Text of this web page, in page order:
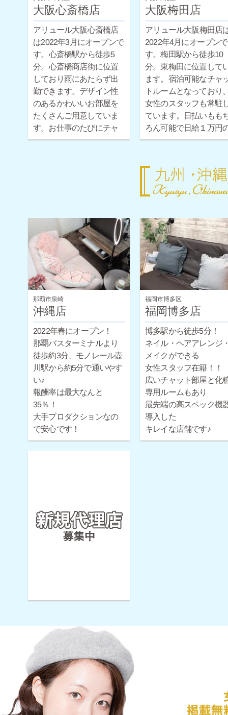
大阪心斎橋店
アリュール大阪心斎橋店
は2022年3月にオープンで
す。心斎橋駅から徒歩5
分。心斎橋商店街に位置
しており雨にあたらず出
勤できます。デザイン性
のあるかわいいお部屋を
たくさんご用意していま
す。お仕事のたびにチャ
ットルームを変えて、楽
日体験だけでもお気軽に
お問い合わせください♪
大阪梅田店
アリュール大阪梅田店
2022年4月にオープンで
す。梅田駅から徒歩10
分。東梅田に位置して
ます。宿泊可能なチャ
トルームとなっており
女性のスタッフも常駐
ています。日払いもも
ろん可能で日給１万円
保証もついています。
お問い合わせください♪
那覇市泉崎
沖縄店
2022年春にオープン！
那覇バスターミナルより
徒歩約3分、モノレール壺
川駅から約5分で通いやす
い♪
報酬率は最大なんと
35％！
大手プロダクションなの
で安心です！
福岡市博多区
福岡博多店
博多駅から徒歩5分！
ネイル・ヘアアレンジ
メイクができる
女性スタッフ在籍！！
広いチャット部屋と化
専用ルームもあり
最先端の高スペック機
導入した
キレイな店舗です♪